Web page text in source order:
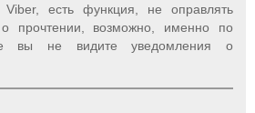
Viber, есть функция, не оправлять
прочтении, возможно, именно по
вы не видите уведомления о